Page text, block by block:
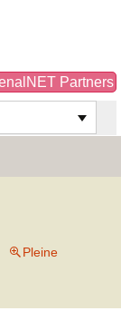
Partners
Pleine